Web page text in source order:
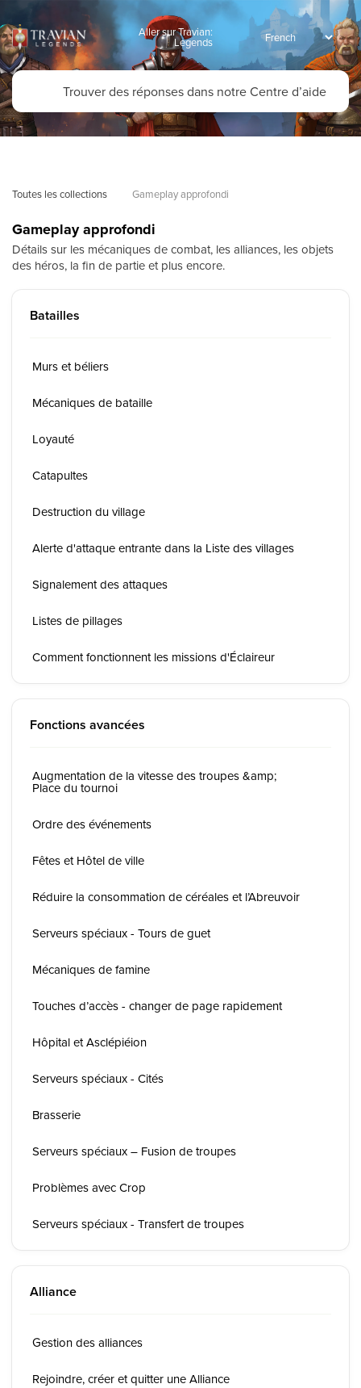
Aller sur Travian:
Legends
Toutes les collections Gameplay approfondi
Gameplay approfondi
Détails sur les mécaniques de combat, les alliances, les objets
des héros, la fin de partie et plus encore.
Batailles
Murs et béliers
Mécaniques de bataille
Loyauté
Catapultes
Destruction du village
Alerte d'attaque entrante dans la Liste des villages
Signalement des attaques
Listes de pillages
Comment fonctionnent les missions d'Éclaireur
Fonctions avancées
Augmentation de la vitesse des troupes &amp;
Place du tournoi
Ordre des événements
Fêtes et Hôtel de ville
Réduire la consommation de céréales et l’Abreuvoir
Serveurs spéciaux - Tours de guet
Mécaniques de famine
Touches d’accès - changer de page rapidement
Hôpital et Asclépiéion
Serveurs spéciaux - Cités
Brasserie
Serveurs spéciaux – Fusion de troupes
Problèmes avec Crop
Serveurs spéciaux - Transfert de troupes
Alliance
Gestion des alliances
Rejoindre, créer et quitter une Alliance